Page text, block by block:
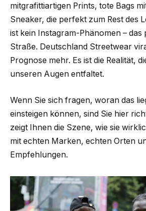
mitgrafittiartigen Prints, tote Bags
Sneaker, die perfekt zum Rest des
ist kein Instagram-Phänomen – das
Straße. Deutschland Streetwear
Prognose mehr. Es ist die Realität,
unseren Augen entfaltet.
Wenn Sie sich fragen, woran das
einsteigen können, sind Sie hier
zeigt Ihnen die Szene, wie sie
mit echten Marken, echten Orten
Empfehlungen.